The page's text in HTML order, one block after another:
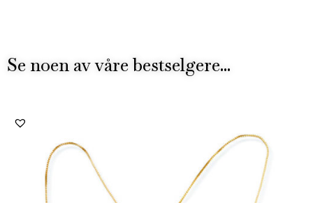
Se noen av våre bestselgere...